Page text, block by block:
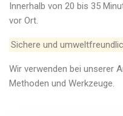
Innerhalb von 20 bis 35
vor Ort.
Sichere und
Wir verwenden bei unserer
Methoden und Werkzeuge.